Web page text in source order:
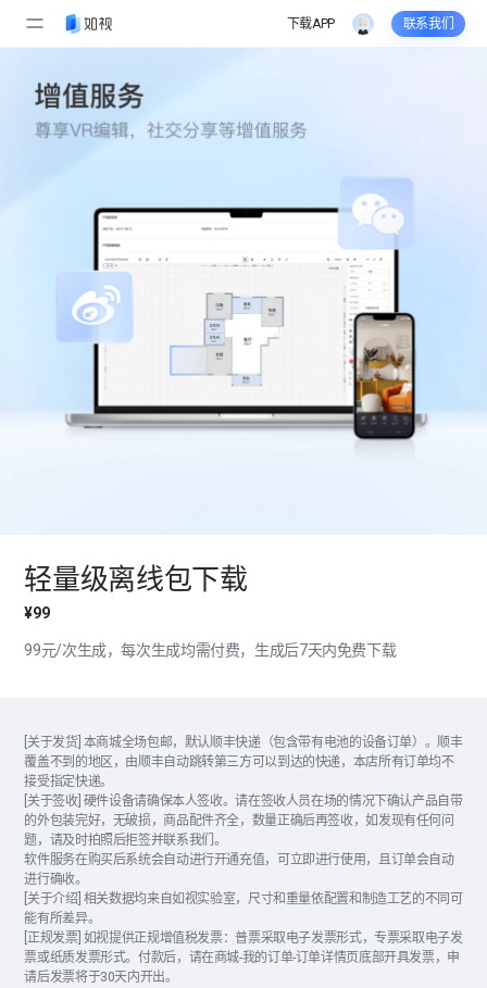
下载APP 联系我们
轻量级离线包下载
¥99
99元/次生成，每次生成均需付费，生成后7天内免费下载
[关于发货] 本商城全场包邮，默认顺丰快递（包含带有电池的设备订单）。顺丰
覆盖不到的地区，由顺丰自动跳转第三方可以到达的快递，本店所有订单均不
接受指定快递。
[关于签收] 硬件设备请确保本人签收。请在签收人员在场的情况下确认产品自带
的外包装完好，无破损，商品配件齐全，数量正确后再签收，如发现有任何问
题，请及时拍照后拒签并联系我们。
软件服务在购买后系统会自动进行开通充值，可立即进行使用，且订单会自动
进行确收。
[关于介绍] 相关数据均来自如视实验室，尺寸和重量依配置和制造工艺的不同可
能有所差异。
[正规发票] 如视提供正规增值税发票：普票采取电子发票形式，专票采取电子发
票或纸质发票形式。付款后，请在商城-我的订单-订单详情页底部开具发票，申
请后发票将于30天内开出。